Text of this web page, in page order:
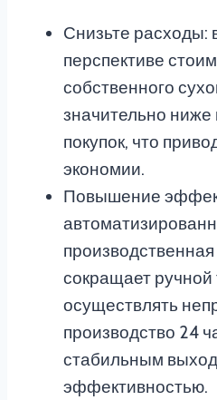
Снизьте расходы:
перспективе
собственного
значительно ниже
покупок, что
экономии.
Повышение
сокращает ручной
осуществлять
производство 24
стабильным
эффективностью.